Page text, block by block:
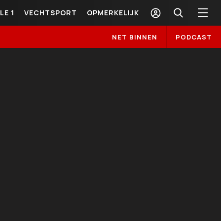
1 VECHTSPORT OPMERKELIJK
NET BINNEN PODCAST